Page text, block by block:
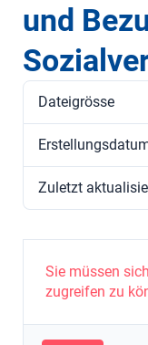
und
Dateigrösse
Zuletzt
Sie müssen
zugreifen zu